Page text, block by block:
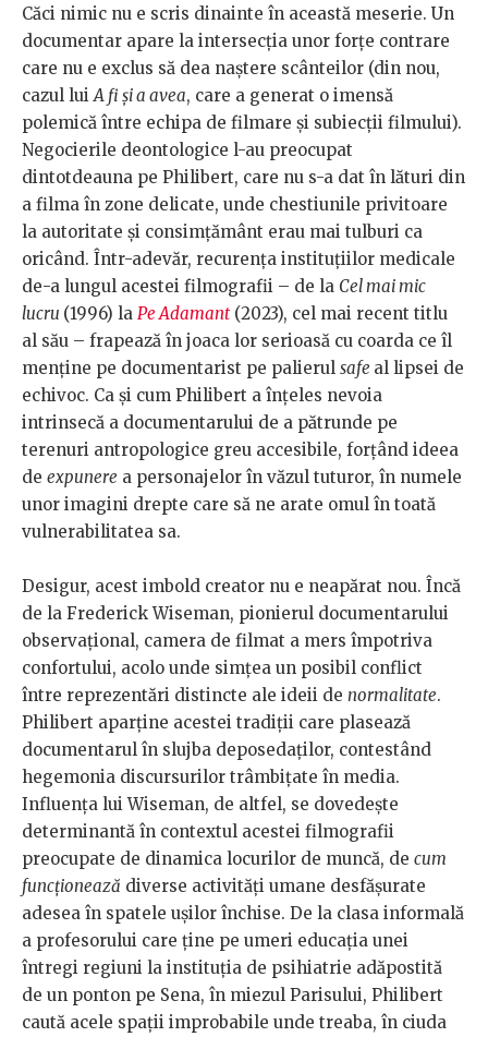
Căci nimic nu e scris dinainte în această meserie. Un
documentar apare la intersecția unor forțe contrare
care nu e exclus să dea naștere scânteilor (din nou,
cazul lui A fi și a avea, care a generat o imensă
polemică între echipa de filmare și subiecții filmului).
Negocierile deontologice l-au preocupat
dintotdeauna pe Philibert, care nu s-a dat în lături din
a filma în zone delicate, unde chestiunile privitoare
la autoritate și consimțământ erau mai tulburi ca
oricând. Într-adevăr, recurența instituțiilor medicale
de-a lungul acestei filmografii – de la Cel mai mic
lucru (1996) la Pe Adamant(2023), cel mai recent titlu
al său – frapează în joaca lor serioasă cu coarda ce îl
menține pe documentarist pe palierul safe al lipsei de
echivoc. Ca și cum Philibert a înțeles nevoia
intrinsecă a documentarului de a pătrunde pe
terenuri antropologice greu accesibile, forțând ideea
de expunere a personajelor în văzul tuturor, în numele
unor imagini drepte care să ne arate omul în toată
vulnerabilitatea sa.
Desigur, acest imbold creator nu e neapărat nou. Încă
de la Frederick Wiseman, pionierul documentarului
observațional, camera de filmat a mers împotriva
confortului, acolo unde simțea un posibil conflict
între reprezentări distincte ale ideii de normalitate.
Philibert aparține acestei tradiții care plasează
documentarul în slujba deposedaților, contestând
hegemonia discursurilor trâmbițate în media.
Influența lui Wiseman, de altfel, se dovedește
determinantă în contextul acestei filmografii
preocupate de dinamica locurilor de muncă, de cum
funcționează diverse activități umane desfășurate
adesea în spatele ușilor închise. De la clasa informală
a profesorului care ține pe umeri educația unei
întregi regiuni la instituția de psihiatrie adăpostită
de un ponton pe Sena, în miezul Parisului, Philibert
caută acele spații improbabile unde treaba, în ciuda